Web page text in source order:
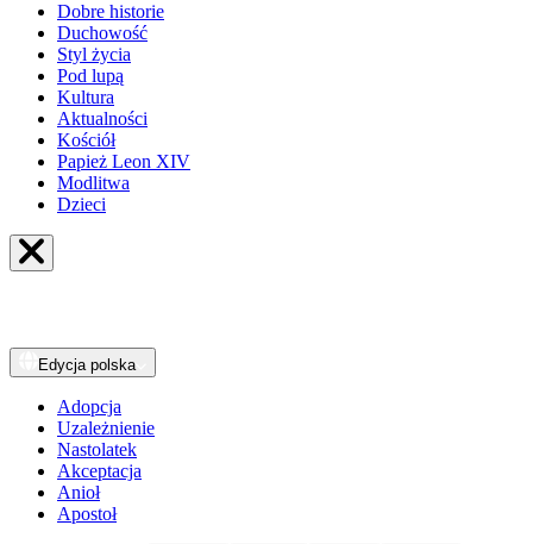
Dobre historie
Duchowość
Styl życia
Pod lupą
Kultura
Aktualności
Kościół
Papież Leon XIV
Modlitwa
Dzieci
Edycja polska
Adopcja
Uzależnienie
Nastolatek
Akceptacja
Anioł
Apostoł